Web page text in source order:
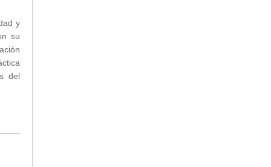
y
su
del